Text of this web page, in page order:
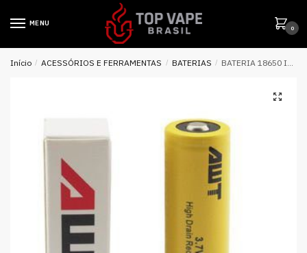
MENU
0
Início / ACESSÓRIOS E FERRAMENTAS / BATERIAS / BATERIA 18650 IMR AWT 3.7V 2000MAH 30A – UNITÁRIO